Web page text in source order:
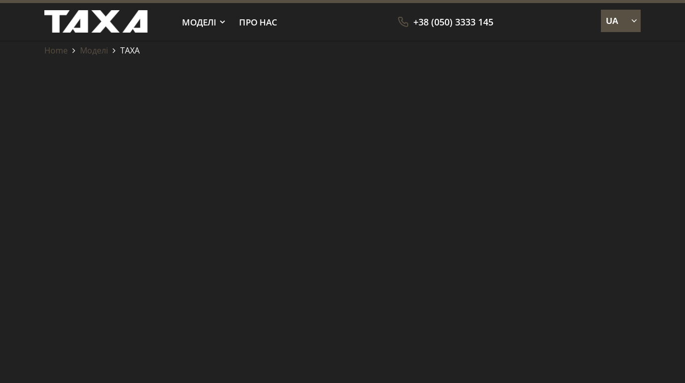
+38 (050) 3333 145
МОДЕЛІ ПРО НАС
Home Моделі ТАХА